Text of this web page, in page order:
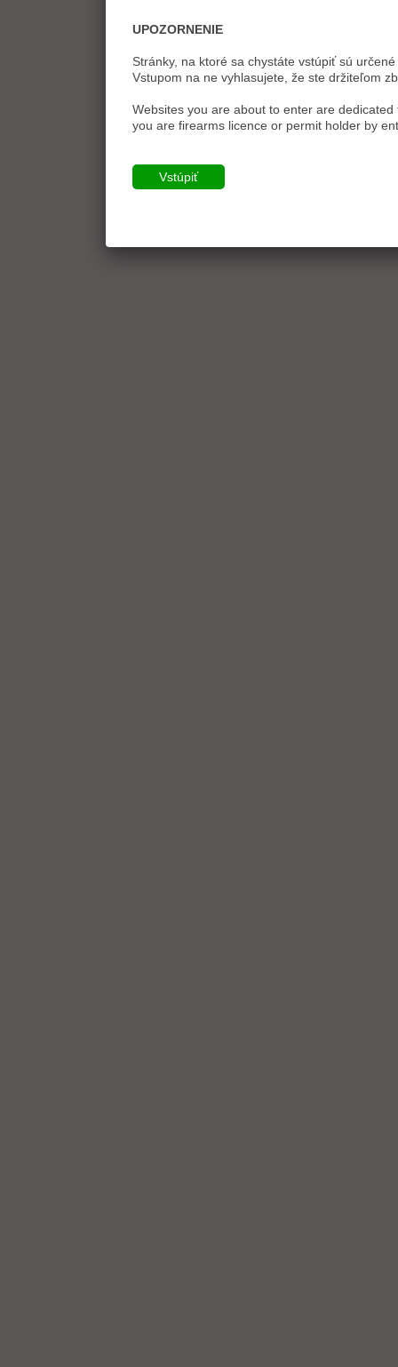
UPOZORNENIE
Stránky, na ktoré sa chystáte vstúpiť sú
Vstupom na ne vyhlasujete, že ste držiteľom
Websites you are about to enter are
you are firearms licence or permit holder by
Vstúpiť